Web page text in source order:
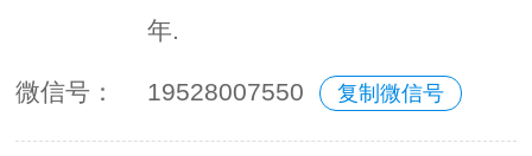
年.
微信号： 19528007550 复制微信号